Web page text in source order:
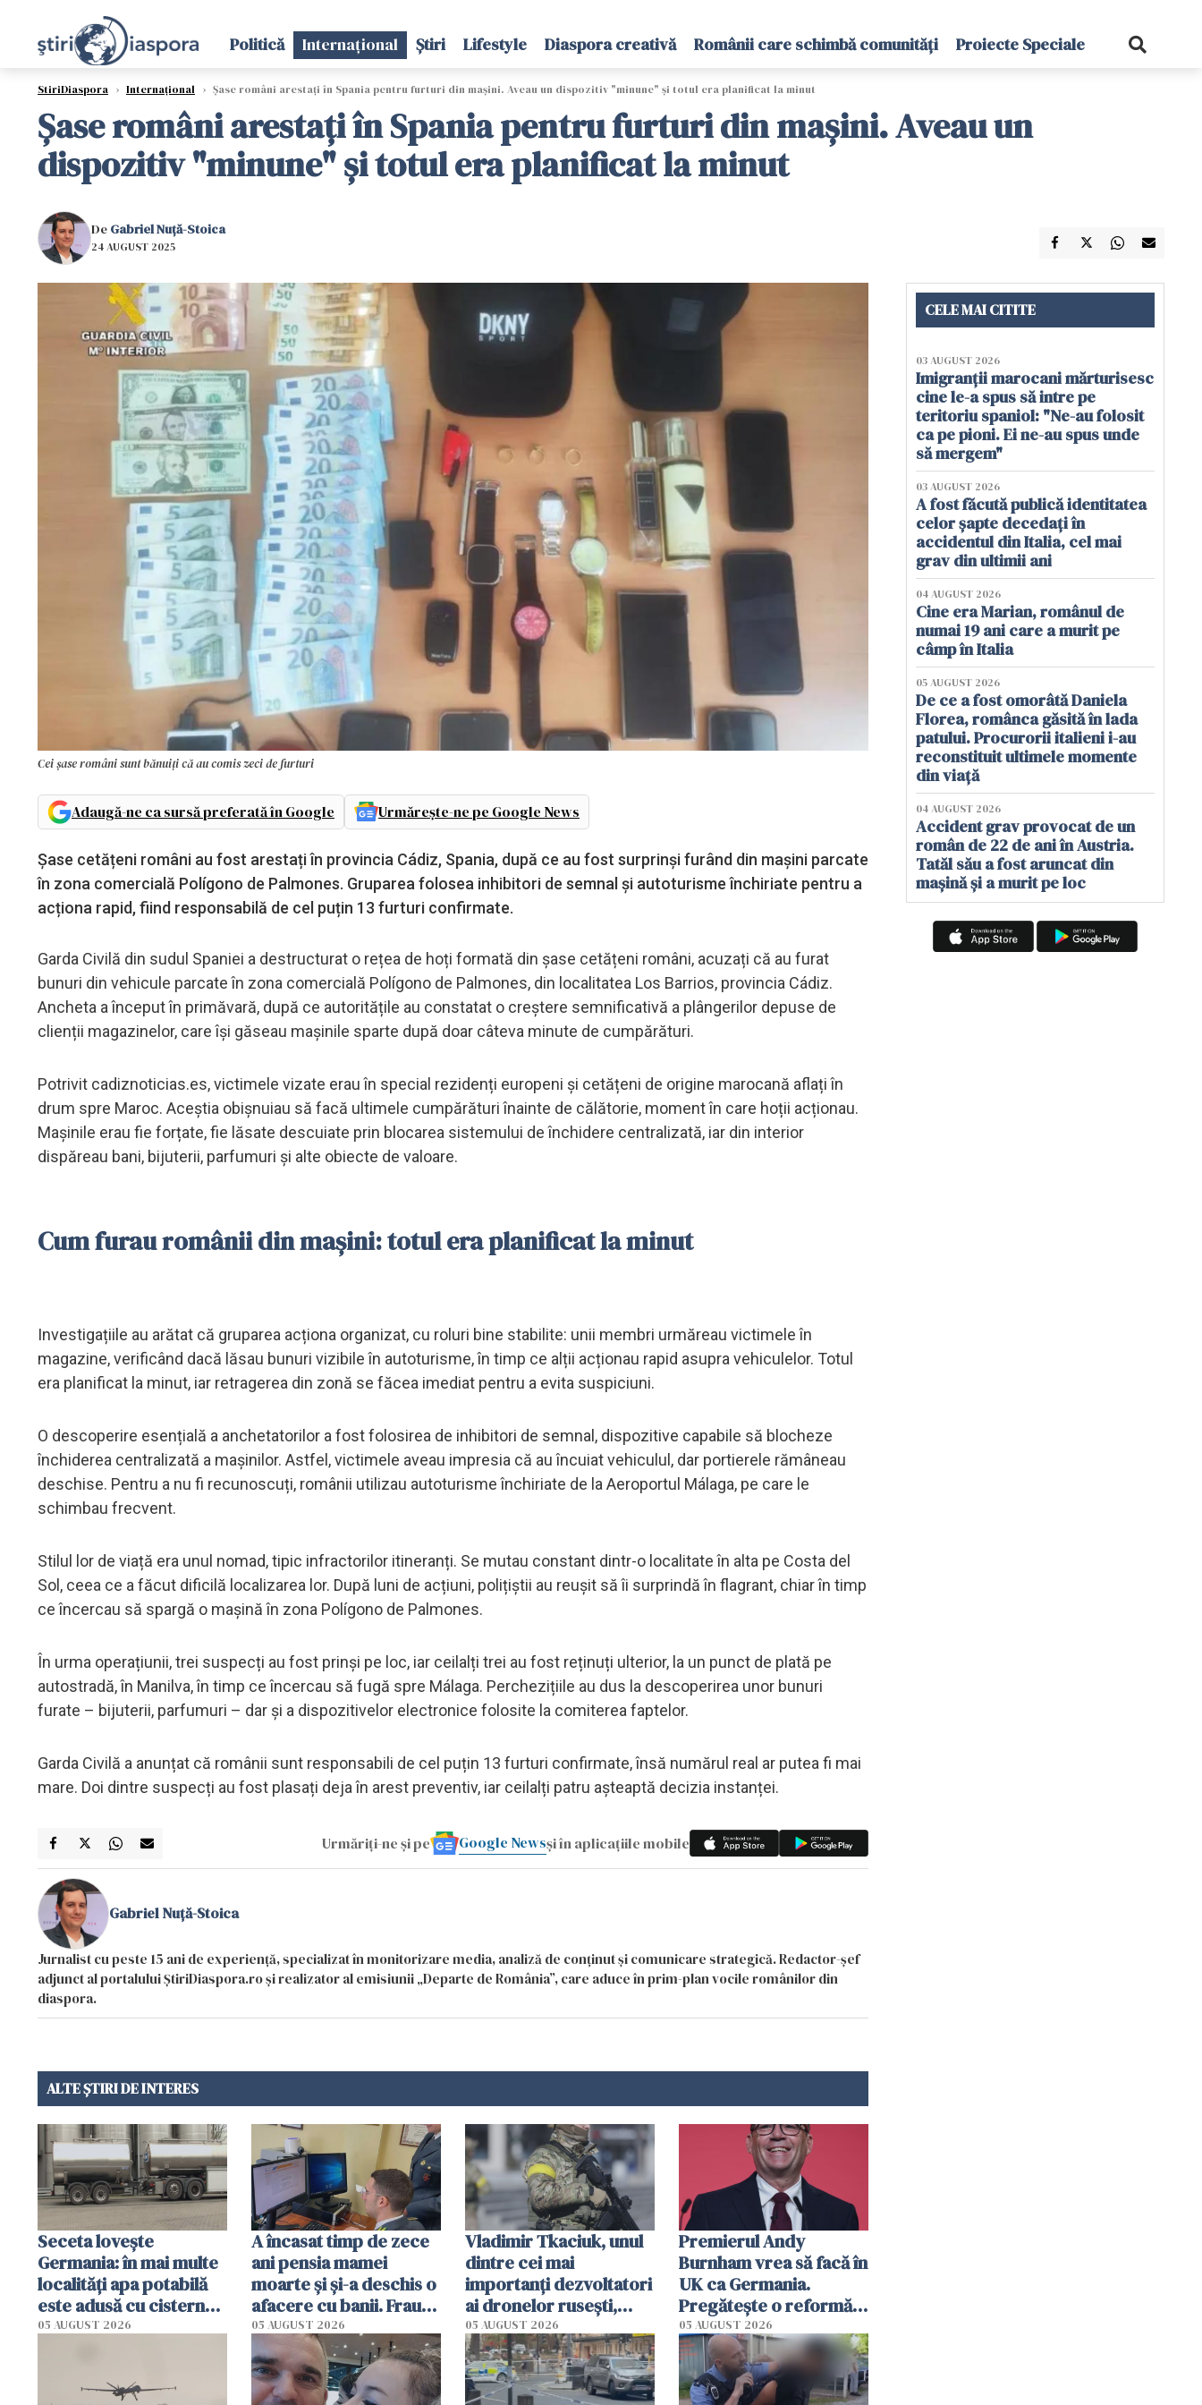
Politică Internațional Știri Lifestyle Diaspora creativă Românii care schimbă comunități Proiecte Speciale
StiriDiaspora › Internațional › Șase români arestați în Spania pentru furturi din mașini. Aveau un dispozitiv "minune" și totul era planificat la minut
Șase români arestați în Spania pentru furturi din mașini. Aveau un
dispozitiv "minune" și totul era planificat la minut
De Gabriel Nuță-Stoica
24 AUGUST 2025
Cei șase români sunt bănuiți că au comis zeci de furturi
Adaugă-ne ca sursă preferată în Google Urmărește-ne pe Google News
Șase cetățeni români au fost arestați în provincia Cádiz, Spania, după ce au fost surprinși furând din mașini parcate
în zona comercială Polígono de Palmones. Gruparea folosea inhibitori de semnal și autoturisme închiriate pentru a
acționa rapid, fiind responsabilă de cel puțin 13 furturi confirmate.
Garda Civilă din sudul Spaniei a destructurat o rețea de hoți formată din șase cetățeni români, acuzați că au furat
bunuri din vehicule parcate în zona comercială Polígono de Palmones, din localitatea Los Barrios, provincia Cádiz.
Ancheta a început în primăvară, după ce autoritățile au constatat o creștere semnificativă a plângerilor depuse de
clienții magazinelor, care își găseau mașinile sparte după doar câteva minute de cumpărături.
Potrivit cadiznoticias.es, victimele vizate erau în special rezidenți europeni și cetățeni de origine marocană aflați în
drum spre Maroc. Aceștia obișnuiau să facă ultimele cumpărături înainte de călătorie, moment în care hoții acționau.
Mașinile erau fie forțate, fie lăsate descuiate prin blocarea sistemului de închidere centralizată, iar din interior
dispăreau bani, bijuterii, parfumuri și alte obiecte de valoare.
Cum furau românii din mașini: totul era planificat la minut
Investigațiile au arătat că gruparea acționa organizat, cu roluri bine stabilite: unii membri urmăreau victimele în
magazine, verificând dacă lăsau bunuri vizibile în autoturisme, în timp ce alții acționau rapid asupra vehiculelor. Totul
era planificat la minut, iar retragerea din zonă se făcea imediat pentru a evita suspiciuni.
O descoperire esențială a anchetatorilor a fost folosirea de inhibitori de semnal, dispozitive capabile să blocheze
închiderea centralizată a mașinilor. Astfel, victimele aveau impresia că au încuiat vehiculul, dar portierele rămâneau
deschise. Pentru a nu fi recunoscuți, românii utilizau autoturisme închiriate de la Aeroportul Málaga, pe care le
schimbau frecvent.
Stilul lor de viață era unul nomad, tipic infractorilor itineranți. Se mutau constant dintr-o localitate în alta pe Costa del
Sol, ceea ce a făcut dificilă localizarea lor. După luni de acțiuni, polițiștii au reușit să îi surprindă în flagrant, chiar în timp
ce încercau să spargă o mașină în zona Polígono de Palmones.
În urma operațiunii, trei suspecți au fost prinși pe loc, iar ceilalți trei au fost reținuți ulterior, la un punct de plată pe
autostradă, în Manilva, în timp ce încercau să fugă spre Málaga. Perchezițiile au dus la descoperirea unor bunuri
furate – bijuterii, parfumuri – dar și a dispozitivelor electronice folosite la comiterea faptelor.
Garda Civilă a anunțat că românii sunt responsabili de cel puțin 13 furturi confirmate, însă numărul real ar putea fi mai
mare. Doi dintre suspecți au fost plasați deja în arest preventiv, iar ceilalți patru așteaptă decizia instanței.
Urmăriți-ne și pe Google Newsși în aplicațiile mobile
Gabriel Nuță-Stoica
Jurnalist cu peste 15 ani de experiență, specializat în monitorizare media, analiză de conținut și comunicare strategică. Redactor-șef
adjunct al portalului ȘtiriDiaspora.ro și realizator al emisiunii „Departe de România”, care aduce în prim-plan vocile românilor din
diaspora.
ALTE ȘTIRI DE INTERES
Seceta lovește
Germania: în mai multe
localități apa potabilă
este adusă cu cisterna
de lapte. Autoritățile
05 AUGUST 2026
A încasat timp de zece
ani pensia mamei
moarte și și-a deschis o
afacere cu banii. Frauda
de 230.000 de euro,
descoperită de
autorități
05 AUGUST 2026
Vladimir Tkaciuk, unul
dintre cei mai
importanți dezvoltatori
ai dronelor rusești,
grav rănit într-un
atentat cu bombă
05 AUGUST 2026
Premierul Andy
Burnham vrea să facă în
UK ca Germania.
Pregătește o reformă
radicală și puterea ar
urma să se mute de la
Londra
05 AUGUST 2026
CELE MAI CITITE
03 AUGUST 2026
Imigranții marocani mărturisesc
cine le-a spus să intre pe
teritoriu spaniol: "Ne-au folosit
ca pe pioni. Ei ne-au spus unde
să mergem"
03 AUGUST 2026
A fost făcută publică identitatea
celor șapte decedați în
accidentul din Italia, cel mai
grav din ultimii ani
04 AUGUST 2026
Cine era Marian, românul de
numai 19 ani care a murit pe
câmp în Italia
05 AUGUST 2026
De ce a fost omorâtă Daniela
Florea, românca găsită în lada
patului. Procurorii italieni i-au
reconstituit ultimele momente
din viață
04 AUGUST 2026
Accident grav provocat de un
român de 22 de ani în Austria.
Tatăl său a fost aruncat din
mașină și a murit pe loc